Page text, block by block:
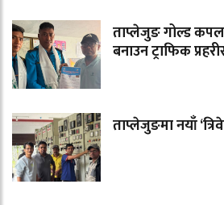
ताप्लेजुङ गोल्ड
बनाउन ट्राफिक
ताप्लेजुङमा नयाँ